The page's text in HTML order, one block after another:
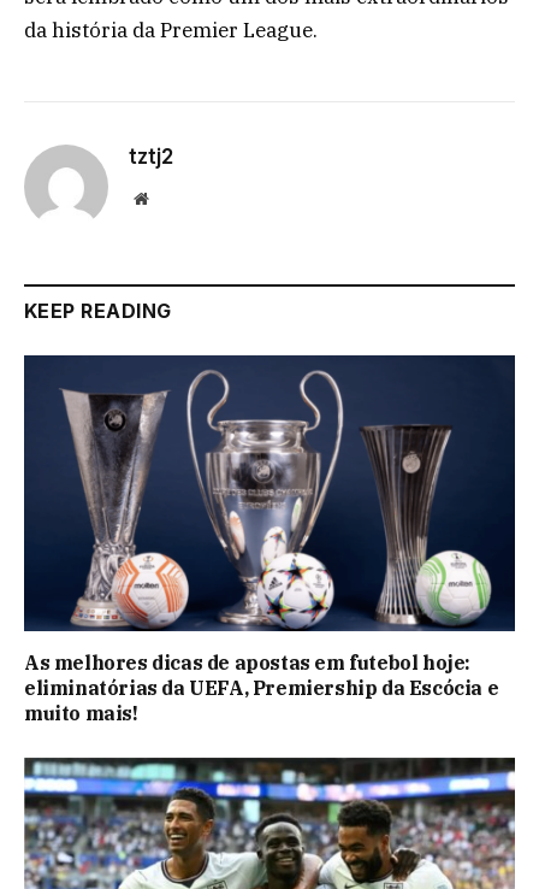
da história da Premier League.
tztj2
Website
KEEP READING
As melhores dicas de apostas em futebol hoje:
eliminatórias da UEFA, Premiership da Escócia e
muito mais!